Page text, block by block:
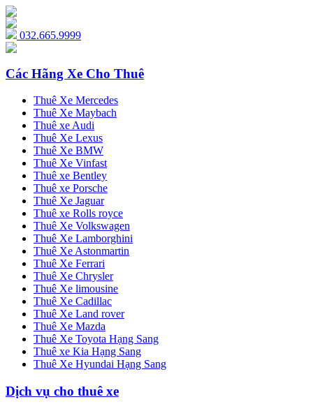
032.665.9999
Các Hãng Xe Cho Thuê
Thuê Xe Mercedes
Thuê Xe Maybach
Thuê xe Audi
Thuê Xe Lexus
Thuê Xe BMW
Thuê Xe Vinfast
Thuê xe Bentley
Thuê xe Porsche
Thuê Xe Jaguar
Thuê xe Rolls royce
Thuê Xe Volkswagen
Thuê Xe Lamborghini
Thuê Xe Astonmartin
Thuê Xe Ferrari
Thuê Xe Chrysler
Thuê Xe limousine
Thuê Xe Cadillac
Thuê Xe Land rover
Thuê Xe Mazda
Thuê Xe Toyota Hạng Sang
Thuê xe Kia Hạng Sang
Thuê Xe Hyundai Hạng Sang
Dịch vụ cho thuê xe